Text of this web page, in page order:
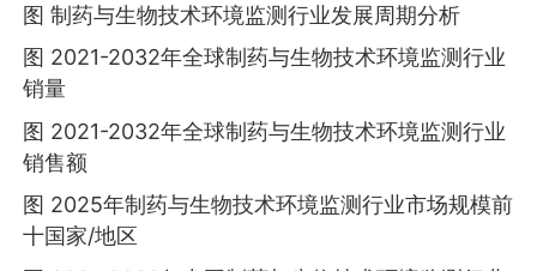
图 制药与生物技术环境监测行业发展周期分析
图 2021-2032年全球制药与生物技术环境监测行业
销量
图 2021-2032年全球制药与生物技术环境监测行业
销售额
图 2025年制药与生物技术环境监测行业市场规模前
十国家/地区